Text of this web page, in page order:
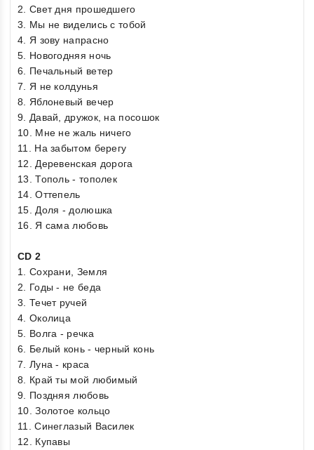
2. Свет дня прошедшего
3. Мы не виделись с тобой
4. Я зову напрасно
5. Новогодняя ночь
6. Печальный ветер
7. Я не колдунья
8. Яблоневый вечер
9. Давай, дружок, на посошок
10. Мне не жаль ничего
11. На забытом берегу
12. Деревенская дорога
13. Тополь - тополек
14. Оттепель
15. Доля - долюшка
16. Я сама любовь
CD 2
1. Сохрани, Земля
2. Годы - не беда
3. Течет ручей
4. Околица
5. Волга - речка
6. Белый конь - черный конь
7. Луна - краса
8. Край ты мой любимый
9. Поздняя любовь
10. Золотое кольцо
11. Синеглазый Василек
12. Купавы